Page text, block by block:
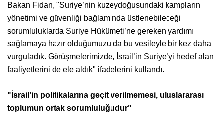
Bakan Fidan, "Suriye’nin kuzeydoğusundaki kampların
yönetimi ve güvenliği bağlamında üstlenebileceği
sorumluluklarda Suriye Hükümeti’ne gereken yardımı
sağlamaya hazır olduğumuzu da bu vesileyle bir kez daha
vurguladık. Görüşmelerimizde, İsrail’in Suriye’yi hedef alan
faaliyetlerini de ele aldık" ifadelerini kullandı.
"İsrail’in politikalarına geçit verilmemesi, uluslararası
toplumun ortak sorumluluğudur"